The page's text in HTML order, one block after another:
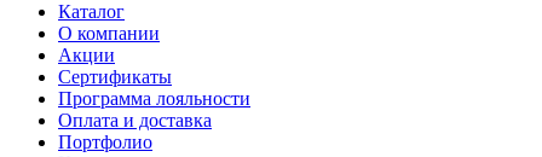
Каталог
О компании
Акции
Сертификаты
Программа лояльности
Оплата и доставка
Портфолио